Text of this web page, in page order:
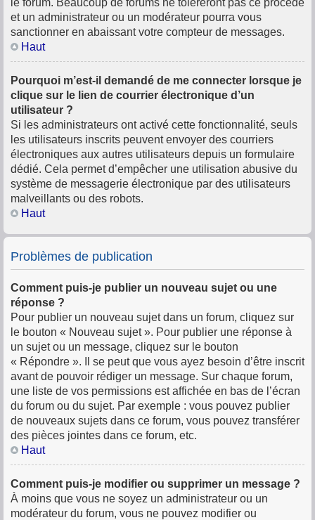
le forum. Beaucoup de forums ne toléreront pas ce procédé
et un administrateur ou un modérateur pourra vous
sanctionner en abaissant votre compteur de messages.
Haut
Pourquoi m’est-il demandé de me connecter lorsque je
clique sur le lien de courrier électronique d’un
utilisateur ?
Si les administrateurs ont activé cette fonctionnalité, seuls
les utilisateurs inscrits peuvent envoyer des courriers
électroniques aux autres utilisateurs depuis un formulaire
dédié. Cela permet d’empêcher une utilisation abusive du
système de messagerie électronique par des utilisateurs
malveillants ou des robots.
Haut
Problèmes de publication
Comment puis-je publier un nouveau sujet ou une
réponse ?
Pour publier un nouveau sujet dans un forum, cliquez sur
le bouton « Nouveau sujet ». Pour publier une réponse à
un sujet ou un message, cliquez sur le bouton
« Répondre ». Il se peut que vous ayez besoin d’être inscrit
avant de pouvoir rédiger un message. Sur chaque forum,
une liste de vos permissions est affichée en bas de l’écran
du forum ou du sujet. Par exemple : vous pouvez publier
de nouveaux sujets dans ce forum, vous pouvez transférer
des pièces jointes dans ce forum, etc.
Haut
Comment puis-je modifier ou supprimer un message ?
À moins que vous ne soyez un administrateur ou un
modérateur du forum, vous ne pouvez modifier ou